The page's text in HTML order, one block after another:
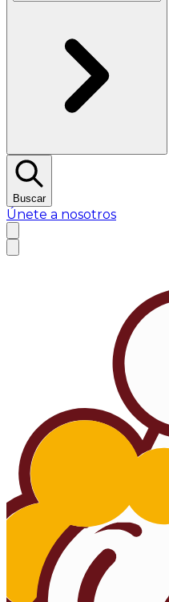
Buscar
Únete a nosotros